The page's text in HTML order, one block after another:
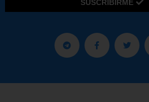
SUSCRIBIRME